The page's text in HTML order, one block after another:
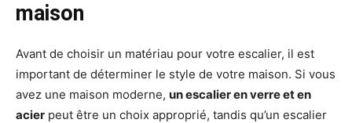
maison
Avant de choisir un matériau pour votre escalier, il est
important de déterminer le style de votre maison. Si vous
avez une maison moderne, un escalier en verre et en
acier peut être un choix approprié, tandis qu’un escalier